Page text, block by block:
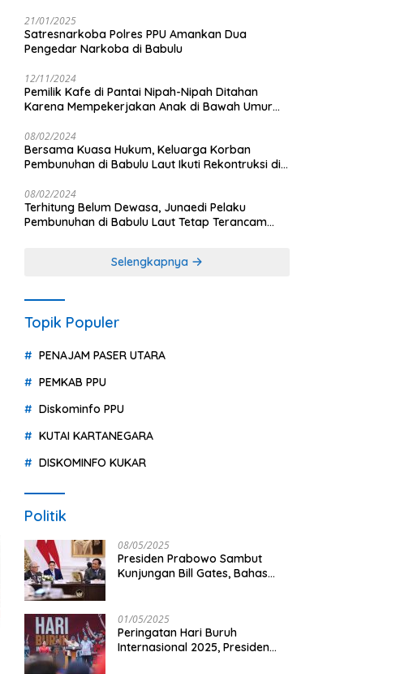
21/01/2025
Satresnarkoba Polres PPU Amankan Dua
Pengedar Narkoba di Babulu
12/11/2024
Pemilik Kafe di Pantai Nipah-Nipah Ditahan
Karena Mempekerjakan Anak di Bawah Umur
08/02/2024
Bersama Kuasa Hukum, Keluarga Korban
Pembunuhan di Babulu Laut Ikuti Rekontruksi di
08/02/2024
Terhitung Belum Dewasa, Junaedi Pelaku
Pembunuhan di Babulu Laut Tetap Terancam
Selengkapnya
Topik Populer
PENAJAM PASER UTARA
PEMKAB PPU
Diskominfo PPU
KUTAI KARTANEGARA
DISKOMINFO KUKAR
Politik
08/05/2025
Presiden Prabowo Sambut
Kunjungan Bill Gates, Bahas
Pertanian di Indonesia
01/05/2025
Peringatan Hari Buruh
Internasional 2025, Presiden